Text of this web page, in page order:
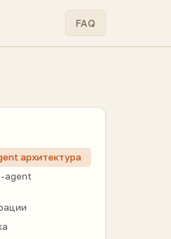
FAQ
архитектура
agent